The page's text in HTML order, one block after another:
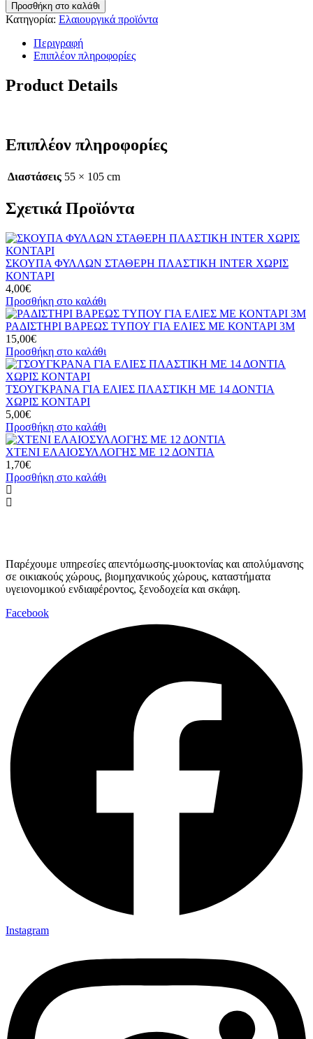
Προσθήκη στο καλάθι
Κατηγορία: Ελαιουργικά προϊόντα
Περιγραφή
Επιπλέον πληροφορίες
Product Details
Επιπλέον πληροφορίες
Διαστάσεις 55 × 105 cm
Σχετικά Προϊόντα
ΣΚΟΥΠΑ ΦΥΛΛΩΝ ΣΤΑΘΕΡΗ ΠΛΑΣΤΙΚΗ INTER ΧΩΡΙΣ
ΚΟΝΤΑΡΙ
4,00€
Προσθήκη στο καλάθι
ΡΑΔΙΣΤΗΡΙ ΒΑΡΕΩΣ ΤΥΠΟΥ ΓΙΑ ΕΛΙΕΣ ΜΕ ΚΟΝΤΑΡΙ 3Μ
15,00€
Προσθήκη στο καλάθι
ΤΣΟΥΓΚΡΑΝΑ ΓΙΑ ΕΛΙΕΣ ΠΛΑΣΤΙΚΗ ΜΕ 14 ΔΟΝΤΙΑ
ΧΩΡΙΣ ΚΟΝΤΑΡΙ
5,00€
Προσθήκη στο καλάθι
ΧΤΕΝΙ ΕΛΑΙΟΣΥΛΛΟΓΗΣ ΜΕ 12 ΔΟΝΤΙΑ
1,70€
Προσθήκη στο καλάθι
Παρέχουμε υπηρεσίες απεντόμωσης-μυοκτονίας και απολύμανσης
σε οικιακούς χώρους, βιομηχανικούς χώρους, καταστήματα
υγειονομικού ενδιαφέροντος, ξενοδοχεία και σκάφη.
Facebook
Instagram